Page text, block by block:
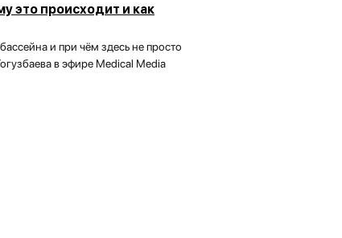
это происходит и как
и при чём здесь не просто
в эфире Medical Media